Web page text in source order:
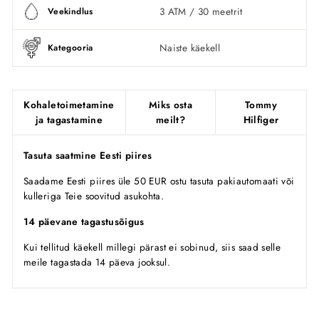
Veekindlus 3 ATM / 30 meetrit
Kategooria Naiste käekell
Kohaletoimetamine
ja tagastamine
Miks osta
meilt?
Tommy
Hilfiger
Tasuta saatmine Eesti piires
Saadame Eesti piires üle 50 EUR ostu tasuta pakiautomaati või
kulleriga Teie soovitud asukohta.
14 päevane tagastusõigus
Kui tellitud käekell millegi pärast ei sobinud, siis saad selle
meile tagastada 14 päeva jooksul.